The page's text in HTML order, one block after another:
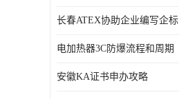
长春ATEX协助企业编写企标
电加热器3C防爆流程和周期
安徽KA证书申办攻略